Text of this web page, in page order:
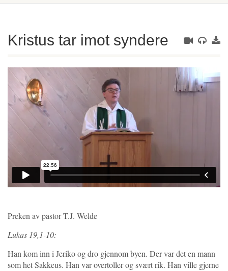
Kristus tar imot syndere
Preken av pastor T.J. Welde
Lukas‬ ‭19‬,1-10:
Han kom inn i Jeriko og dro gjennom byen. Der var det en mann
som het Sakkeus. Han var overtoller og svært rik. Han ville gjerne